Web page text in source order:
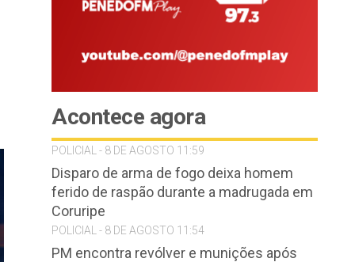
Acontece agora
POLICIAL - 8 DE AGOSTO 11:59
Disparo de arma de fogo deixa homem
ferido de raspão durante a madrugada em
Coruripe
POLICIAL - 8 DE AGOSTO 11:54
PM encontra revólver e munições após